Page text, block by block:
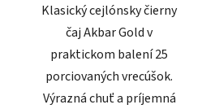
Klasický cejlónsky čierny
čaj Akbar Gold v
praktickom balení 25
porciovaných vrecúšok.
Výrazná chuť a príjemná